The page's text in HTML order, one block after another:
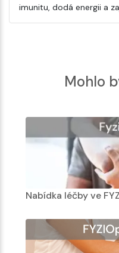
imunitu, dodá energii a
Mohlo
Nabídka léčby ve